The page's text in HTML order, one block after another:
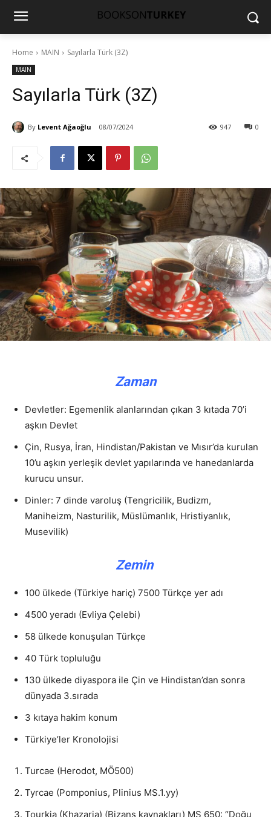
Home MAIN Sayılarla Türk (3Z)
MAIN
Sayılarla Türk (3Z)
By Levent Ağaoğlu 08/07/2024 0
947
Zaman
Devletler: Egemenlik alanlarından çıkan 3 kıtada 70’i
aşkın Devlet
Çin, Rusya, İran, Hindistan/Pakistan ve Mısır’da kurulan
10’u aşkın yerleşik devlet yapılarında ve hanedanlarda
kurucu unsur.
Dinler: 7 dinde varoluş (Tengricilik, Budizm,
Maniheizm, Nasturilik, Müslümanlık, Hristiyanlık,
Musevilik)
Zemin
100 ülkede (Türkiye hariç) 7500 Türkçe yer adı
4500 yeradı (Evliya Çelebi)
58 ülkede konuşulan Türkçe
40 Türk topluluğu
130 ülkede diyaspora ile Çin ve Hindistan’dan sonra
dünyada 3.sırada
3 kıtaya hakim konum
Türkiye’ler Kronolojisi
Turcae (Herodot, MÖ500)
Tyrcae (Pomponius, Plinius MS.1.yy)
Tourkia (Khazaria) (Bizans kaynakları) MS 650: “Doğu